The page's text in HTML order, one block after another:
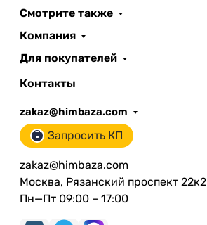
Смотрите также
Компания
Для покупателей
Контакты
zakaz@himbaza.com
Запросить КП
zakaz@himbaza.com
Москва, Рязанский проспект 22к2
Пн—Пт 09:00 – 17:00